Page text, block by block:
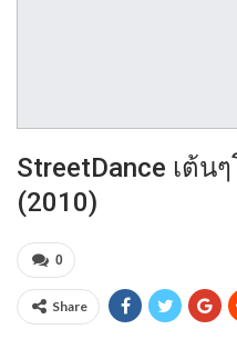
StreetDance เต้น
(2010)
0
Share